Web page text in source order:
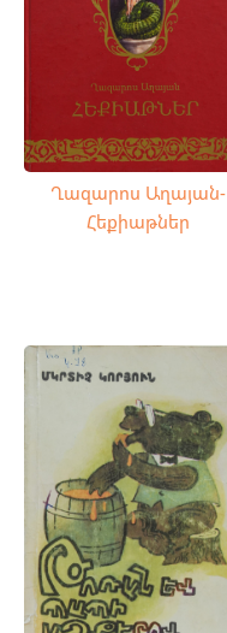
Ղազարոս Աղայան-
Հեքիաթներ